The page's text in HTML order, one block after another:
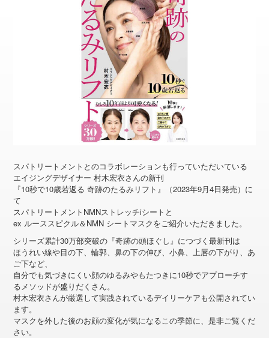
スパトリートメントとのコラボレーションも行っていただいている
エイジングデザイナー 村木宏衣さんの新刊
『10秒で10歳若返る 奇跡のたるみリフト』（2023年9月4日発売）に
て
スパトリートメントNMNストレッチiシートと
ex ルーススピクル＆NMN シートマスクをご紹介いただきました。
シリーズ累計30万部突破の『奇跡の頭ほぐし』につづく最新刊は
ほうれい線や目の下、輪郭、鼻の下の伸び、小鼻、上唇の下がり、あ
ご下など、
自分でも気づきにくい顔のゆるみやもたつきに10秒でアプローチす
るメソッドが盛りだくさん。
村木宏衣さんが厳選して実践されているデイリーケアも公開されてい
ます。
マスクを外した後のお顔の変化が気になるこの季節に、是非ご覧くだ
さい。